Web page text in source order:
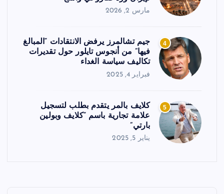
مارس 2, 2026
4
جيم تشالمرز يرفض الانتقادات “المبالغ
فيها” من أنجوس تايلور حول تقديرات
تكاليف سياسة الغداء
فبراير 4, 2025
5
كلايف بالمر يتقدم بطلب لتسجيل
علامة تجارية باسم “كلايف وبولين
بارتي”
يناير 5, 2025